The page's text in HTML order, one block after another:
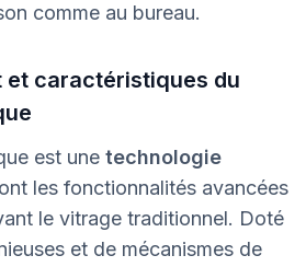
comme au bureau.
et caractéristiques du
est une technologie
les fonctionnalités avancées
le vitrage traditionnel. Doté
et de mécanismes de